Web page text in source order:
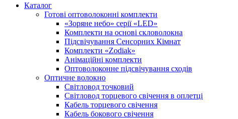
Каталог
Готові оптоволоконні комплекти
«Зоряне небо» серії «LED»
Комплекти на основі скловолокна
Підсвічування Сенсорних Кімнат
Комплекти «Zodiak»
Анімаційні комплекти
Оптоволоконне підсвічування сходів
Оптичне волокно
Світловод точковий
Світловод торцевого свічення в оплетці
Кабель торцевого свічення
Кабель бокового свічення